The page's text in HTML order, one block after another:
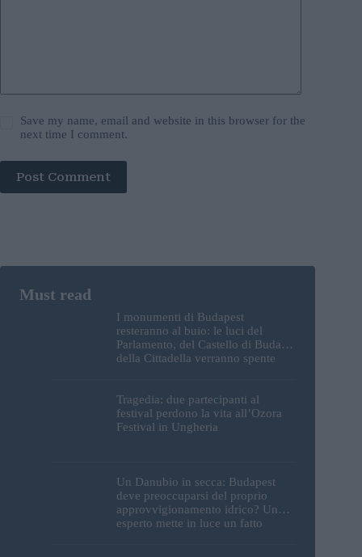
Save my name, email and website in this browser for the
next time I comment.
Post Comment
I monumenti di Budapest
resteranno al buio: le luci del
Parlamento, del Castello di Buda e
della Cittadella verranno spente
Tragedia: due partecipanti al
festival perdono la vita all’Ozora
Festival in Ungheria
Un Danubio in secca: Budapest
deve preoccuparsi del proprio
approvvigionamento idrico? Un
esperto mette in luce un fatto